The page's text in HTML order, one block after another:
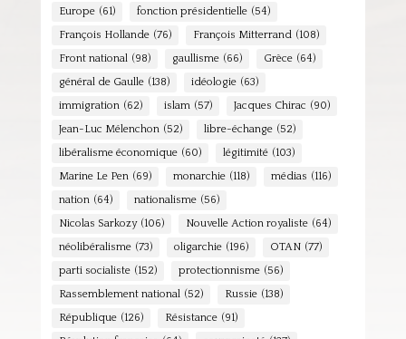
Europe (61) fonction présidentielle (54)
François Hollande (76) François Mitterrand (108)
Front national (98) gaullisme (66) Grèce (64)
général de Gaulle (138) idéologie (63)
immigration (62) islam (57) Jacques Chirac (90)
Jean-Luc Mélenchon (52) libre-échange (52)
libéralisme économique (60) légitimité (103)
Marine Le Pen (69) monarchie (118) médias (116)
nation (64) nationalisme (56)
Nicolas Sarkozy (106) Nouvelle Action royaliste (64)
néolibéralisme (73) oligarchie (196) OTAN (77)
parti socialiste (152) protectionnisme (56)
Rassemblement national (52) Russie (138)
République (126) Résistance (91)